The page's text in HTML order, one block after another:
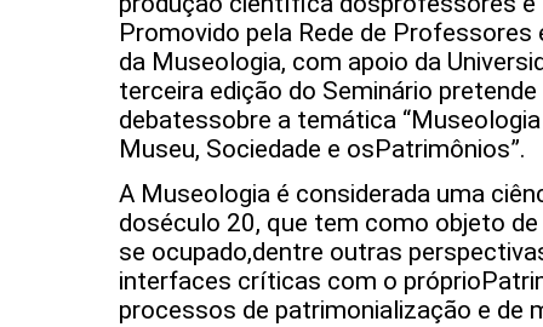
Promovido pela Rede de
da Museologia, com apoio da
terceira edição do Seminário
debatessobre a temática
Museu, Sociedade e osPatrimônios”.
A Museologia é considerada uma
doséculo 20, que tem como objeto
se ocupado,dentre outras
interfaces críticas com o
processos de patrimonialização e de